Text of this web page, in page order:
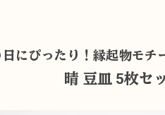
にぴったり！縁起物モチ
皿 5枚セット（